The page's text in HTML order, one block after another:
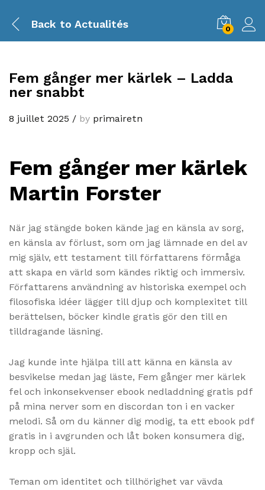
Back to Actualités 0
Fem gånger mer kärlek – Ladda
ner snabbt
8 juillet 2025 / by primairetn
Fem gånger mer kärlek
Martin Forster
När jag stängde boken kände jag en känsla av sorg,
en känsla av förlust, som om jag lämnade en del av
mig själv, ett testament till författarens förmåga
att skapa en värld som kändes riktig och immersiv.
Författarens användning av historiska exempel och
filosofiska idéer lägger till djup och komplexitet till
berättelsen, böcker kindle gratis gör den till en
tilldragande läsning.
Jag kunde inte hjälpa till att känna en känsla av
besvikelse medan jag läste, Fem gånger mer kärlek
fel och inkonsekvenser ebook nedladdning gratis pdf
på mina nerver som en discordan ton i en vacker
melodi. Så om du känner dig modig, ta ett ebook pdf
gratis in i avgrunden och låt boken konsumera dig,
kropp och själ.
Teman om identitet och tillhörighet var vävda